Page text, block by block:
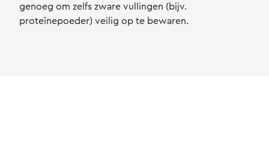
genoeg om zelfs zware vullingen (bijv.
proteïnepoeder) veilig op te bewaren.